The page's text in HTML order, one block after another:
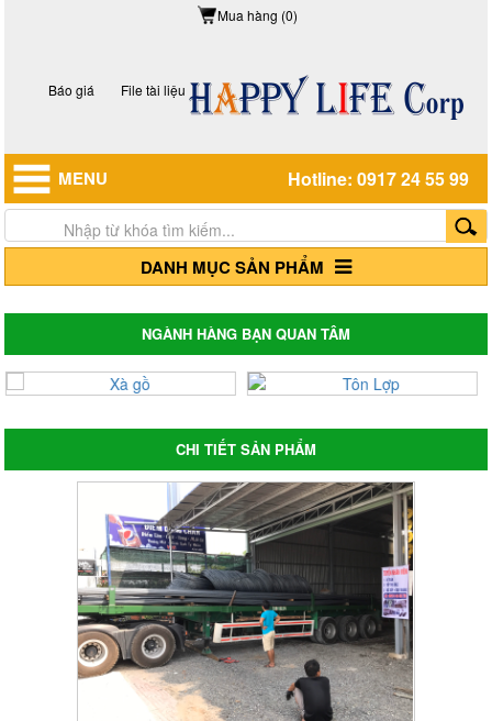
Mua hàng (0)
Báo giá File tài liệu
MENU Hotline: 0917 24 55 99
DANH MỤC SẢN PHẨM
NGÀNH HÀNG BẠN QUAN TÂM
CHI TIẾT SẢN PHẨM